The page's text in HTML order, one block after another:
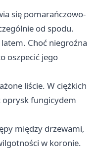
się pomarańczowo-
od spodu.
Choć niegroźna
oszpecić jego
liście. W ciężkich
oprysk fungicydem
między drzewami,
w koronie.